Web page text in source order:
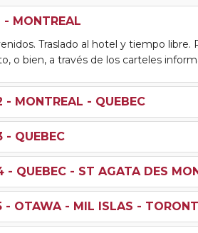
- MONTREAL
Traslado al hotel y tiempo
o bien, a través de los carteles
- MONTREAL - QUEBEC
- QUEBEC
- QUEBEC - ST AGATA DES
- OTAWA - MIL ISLAS -